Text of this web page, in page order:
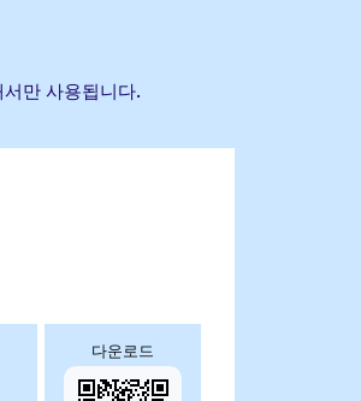
만 사용됩니다.
다운로드